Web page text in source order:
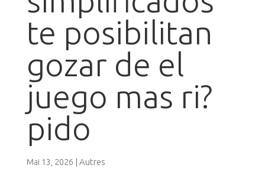
te posibilitan
gozar de el
juego mas ri?
pido
Mai 13, 2026 | Autres